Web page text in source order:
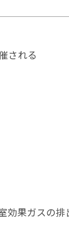
される
効果ガスの